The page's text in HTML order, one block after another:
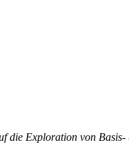
die Exploration von